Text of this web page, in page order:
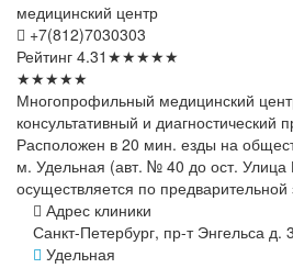
медицинский центр
+7(812)7030303
Рейтинг 4.31 ★★★★★
★★★★★
Многопрофильный медицинский
консультативный и диагностический
Расположен в 20 мин. езды на
м. Удельная (авт. № 40 до ост.
осуществляется по предварительной
Адрес клиники
Санкт-Петербург, пр-т Энгельса д.
Удельная